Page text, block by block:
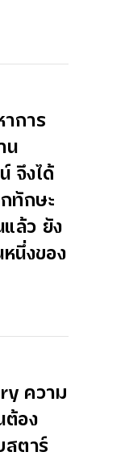
าการ
น
จึงได้
ทักษะ
แล้ว ยัง
หนึ่งของ
ความ
ต้อง
สตาร์